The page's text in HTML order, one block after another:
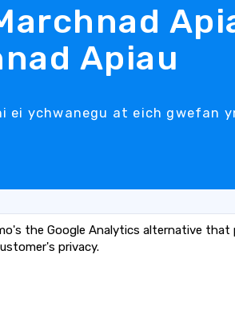
Apiau
ei ychwanegu at eich gwefan
the Google Analytics alternative
privacy.